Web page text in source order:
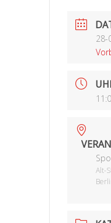
28-
Alt-